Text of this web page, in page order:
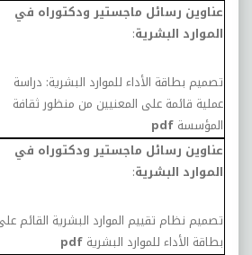
عناوين رسائل ماجستير ودكتوراه في
الموارد البشرية:
تصميم بطاقة الأداء للموارد البشرية: دراسة
عملية قائمة على المعنيين من منظور ثقافة
المؤسسة pdf
عناوين رسائل ماجستير ودكتوراه في
الموارد البشرية:
تصميم نظام تقييم الموارد البشرية القائم
بطاقة الأداء للموارد البشرية pdf